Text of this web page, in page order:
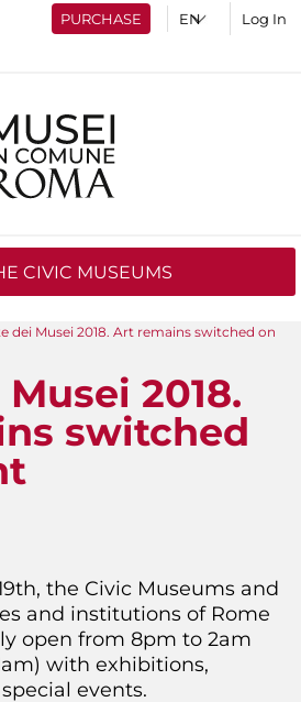
PURCHASE Log In
CIVIC MUSEUMS
dei Musei 2018. Art remains switched on
2018.
switched
the Civic Museums and
and institutions of Rome
open from 8pm to 2am
with exhibitions,
events.